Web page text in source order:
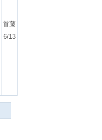
首藤
6/13